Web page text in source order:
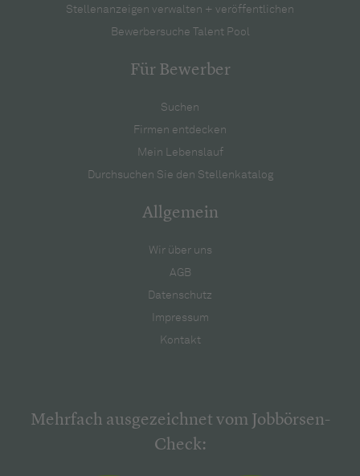
Stellenanzeigen verwalten + veröffentlichen
Bewerbersuche Talent Pool
Für Bewerber
Suchen
Firmen entdecken
Mein Lebenslauf
Durchsuchen Sie den Stellenkatalog
Allgemein
Wir über uns
AGB
Datenschutz
Impressum
Kontakt
Mehrfach ausgezeichnet vom Jobbörsen-
Check: